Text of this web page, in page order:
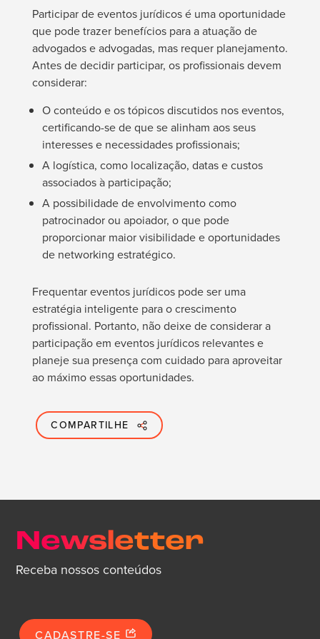
Participar de eventos jurídicos é uma oportunidade
que pode trazer benefícios para a atuação de
advogados e advogadas, mas requer planejamento.
Antes de decidir participar, os profissionais devem
considerar:
O conteúdo e os tópicos discutidos nos eventos,
certificando-se de que se alinham aos seus
interesses e necessidades profissionais;
A logística, como localização, datas e custos
associados à participação;
A possibilidade de envolvimento como
patrocinador ou apoiador, o que pode
proporcionar maior visibilidade e oportunidades
de networking estratégico.
Frequentar eventos jurídicos pode ser uma
estratégia inteligente para o crescimento
profissional. Portanto, não deixe de considerar a
participação em eventos jurídicos relevantes e
planeje sua presença com cuidado para aproveitar
ao máximo essas oportunidades.
COMPARTILHE
Newsletter
Receba nossos conteúdos
CADASTRE-SE